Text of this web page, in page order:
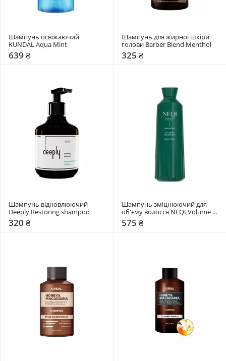
Шампунь освіжаючий
KUNDAL Aqua Mint
639 ₴
Шампунь для жирної шкіри
голови Barber Blend Menthol
325 ₴
Шампунь відновлюючий
Deeply Restoring shampoo
320 ₴
Шампунь зміцнюючий для
об'єму волосся NEQI Volume
Victory
575 ₴